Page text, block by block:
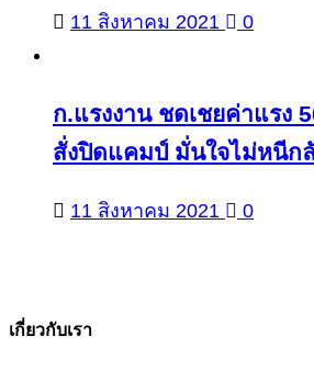
11 สิงหาคม 2021 0
ก.แรงงาน ชดเชยค่าแรง
สั่งปิดแคมป์ มั่นใจไม่หนีก
11 สิงหาคม 2021 0
เกี่ยวกับเรา